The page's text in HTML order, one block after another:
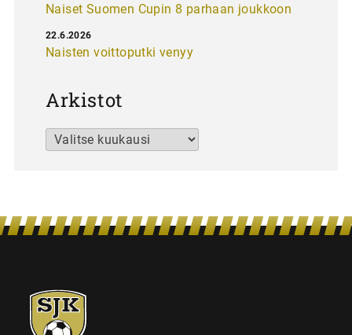
Naiset Suomen Cupin 8 parhaan joukkoon
Naisten voittoputki venyy
22.6.2026
Arkistot
Arkistot
SJK-
juniorit